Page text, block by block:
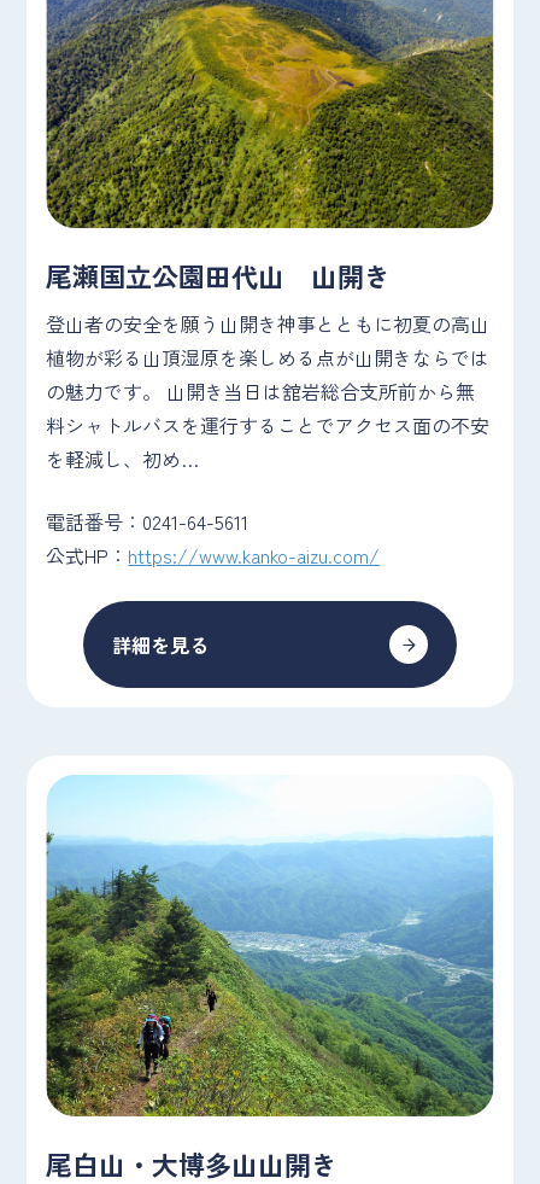
尾瀬国立公園田代山 山開き
登山者の安全を願う山開き神事とともに初夏の高山
植物が彩る山頂湿原を楽しめる点が山開きならでは
の魅力です。 山開き当日は舘岩総合支所前から無
料シャトルバスを運行することでアクセス面の不安
を軽減し、初め…
電話番号：0241-64-5611
公式HP： https://www.kanko-aizu.com/
詳細を見る
尾白山・大博多山山開き